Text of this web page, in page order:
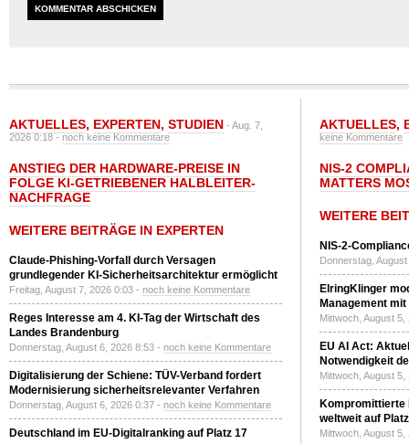
AKTUELLES, EXPERTEN, STUDIEN - Aug. 7,
2026 0:18 -noch keine Kommentare
ANSTIEG DER HARDWARE-PREISE IN
FOLGE KI-GETRIEBENER HALBLEITER-
NACHFRAGE
WEITERE BEITRÄGE IN EXPERTEN
Claude-Phishing-Vorfall durch Versagen
grundlegender KI-Sicherheitsarchitektur ermöglicht
Freitag, August 7, 2026 0:03 - noch keine Kommentare
Reges Interesse am 4. KI-Tag der Wirtschaft des
Landes Brandenburg
Donnerstag, August 6, 2026 8:53 - noch keine Kommentare
Digitalisierung der Schiene: TÜV-Verband fordert
Modernisierung sicherheitsrelevanter Verfahren
Donnerstag, August 6, 2026 0:37 - noch keine Kommentare
Deutschland im EU-Digitalranking auf Platz 17
AKTUELLES,
keine Kommentare
NIS-2
MATTERS
WEITERE
NIS-2-
Donnerstag,
ElringKlinger
Management
Mittwoch, August
EU AI Act:
Notwendigkeit
Mittwoch, August
Kompromittierte
weltweit auf
Mittwoch, August